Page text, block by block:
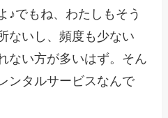
♪でもね、わたしもそう
ないし、頻度も少ない
ない方が多いはず。そん
ンタルサービスなんで